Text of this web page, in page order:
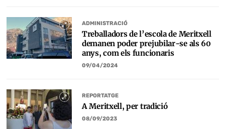
ADMINISTRACIÓ
Treballadors de l’escola de Meritxell
demanen poder prejubilar-se als 60
anys, com els funcionaris
09/04/2024
REPORTATGE
A Meritxell, per tradició
08/09/2023